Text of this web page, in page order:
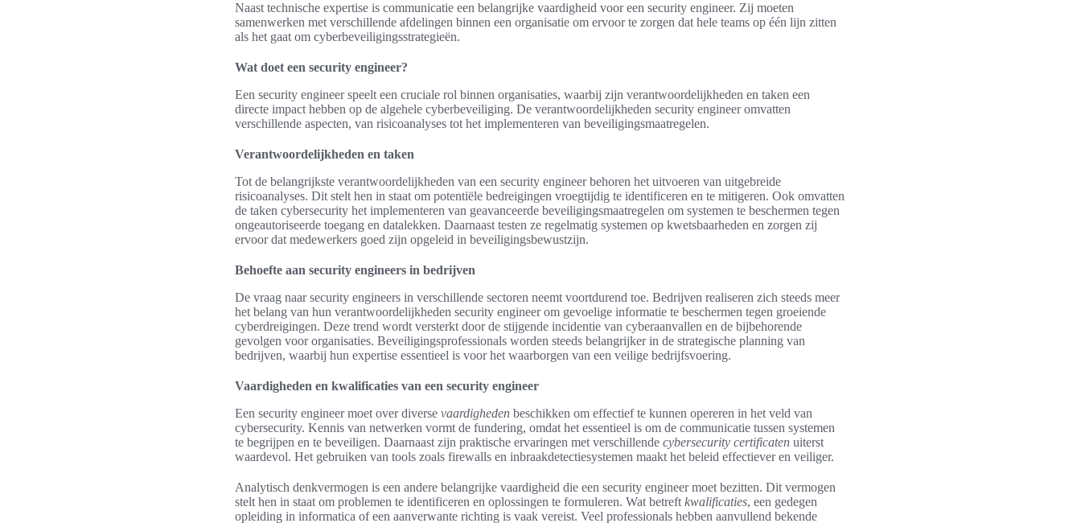
Naast technische expertise is communicatie een belangrijke vaardigheid voor een security engineer. Zij moeten
samenwerken met verschillende afdelingen binnen een organisatie om ervoor te zorgen dat hele teams op één lijn zitten
als het gaat om cyberbeveiligingsstrategieën.
Wat doet een security engineer?
Een security engineer speelt een cruciale rol binnen organisaties, waarbij zijn verantwoordelijkheden en taken een
directe impact hebben op de algehele cyberbeveiliging. De verantwoordelijkheden security engineer omvatten
verschillende aspecten, van risicoanalyses tot het implementeren van beveiligingsmaatregelen.
Verantwoordelijkheden en taken
Tot de belangrijkste verantwoordelijkheden van een security engineer behoren het uitvoeren van uitgebreide
risicoanalyses. Dit stelt hen in staat om potentiële bedreigingen vroegtijdig te identificeren en te mitigeren. Ook omvatten
de taken cybersecurity het implementeren van geavanceerde beveiligingsmaatregelen om systemen te beschermen tegen
ongeautoriseerde toegang en datalekken. Daarnaast testen ze regelmatig systemen op kwetsbaarheden en zorgen zij
ervoor dat medewerkers goed zijn opgeleid in beveiligingsbewustzijn.
Behoefte aan security engineers in bedrijven
De vraag naar security engineers in verschillende sectoren neemt voortdurend toe. Bedrijven realiseren zich steeds meer
het belang van hun verantwoordelijkheden security engineer om gevoelige informatie te beschermen tegen groeiende
cyberdreigingen. Deze trend wordt versterkt door de stijgende incidentie van cyberaanvallen en de bijbehorende
gevolgen voor organisaties. Beveiligingsprofessionals worden steeds belangrijker in de strategische planning van
bedrijven, waarbij hun expertise essentieel is voor het waarborgen van een veilige bedrijfsvoering.
Vaardigheden en kwalificaties van een security engineer
Een security engineer moet over diverse vaardigheden beschikken om effectief te kunnen opereren in het veld van
cybersecurity. Kennis van netwerken vormt de fundering, omdat het essentieel is om de communicatie tussen systemen
te begrijpen en te beveiligen. Daarnaast zijn praktische ervaringen met verschillende cybersecurity certificaten uiterst
waardevol. Het gebruiken van tools zoals firewalls en inbraakdetectiesystemen maakt het beleid effectiever en veiliger.
Analytisch denkvermogen is een andere belangrijke vaardigheid die een security engineer moet bezitten. Dit vermogen
stelt hen in staat om problemen te identificeren en oplossingen te formuleren. Wat betreft kwalificaties, een gedegen
opleiding in informatica of een aanverwante richting is vaak vereist. Veel professionals hebben aanvullend bekende